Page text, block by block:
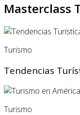
Masterclass
Turismo
Tendencias
Turismo